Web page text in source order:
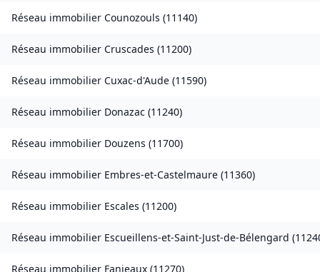
Réseau immobilier Counozouls (11140)
Réseau immobilier Cruscades (11200)
Réseau immobilier Cuxac-d'Aude (11590)
Réseau immobilier Donazac (11240)
Réseau immobilier Douzens (11700)
Réseau immobilier Embres-et-Castelmaure (11360)
Réseau immobilier Escales (11200)
Réseau immobilier Escueillens-et-Saint-Just-de-Bélengard (
Réseau immobilier Fanjeaux (11270)